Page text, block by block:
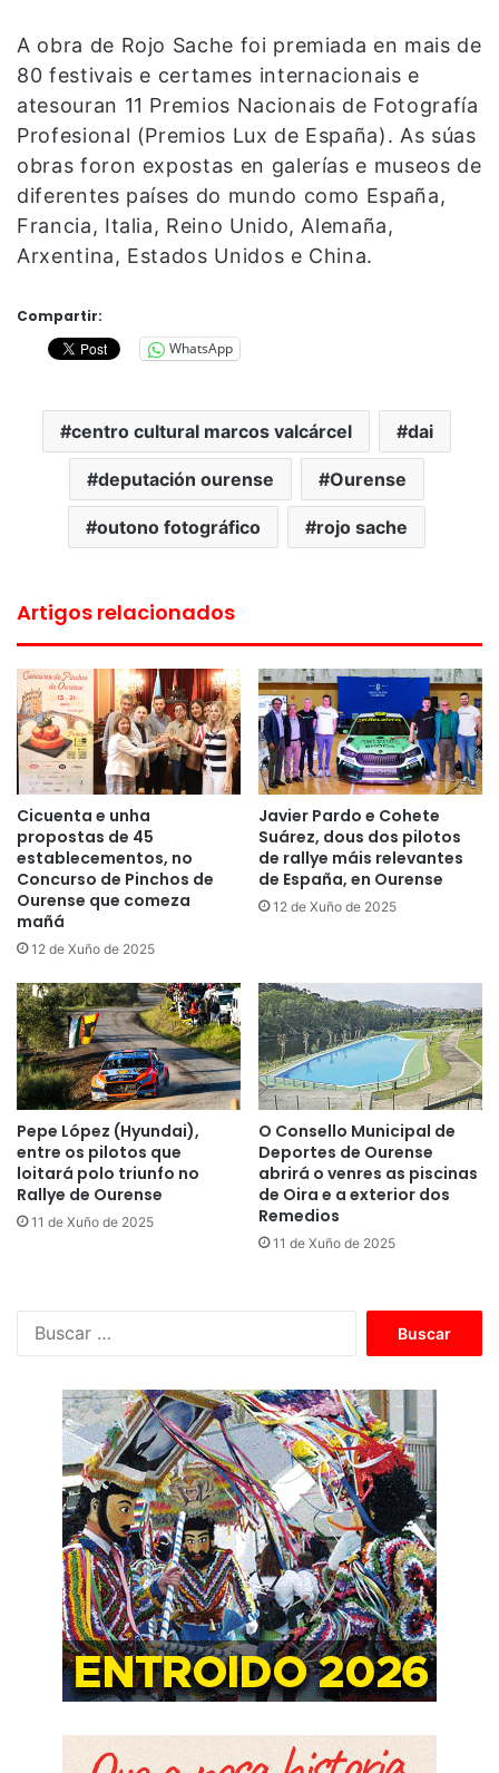
A obra de Rojo Sache foi premiada en mais de
80 festivais e certames internacionais e
atesouran 11 Premios Nacionais de Fotografía
Profesional (Premios Lux de España). As súas
obras foron expostas en galerías e museos de
diferentes países do mundo como España,
Francia, Italia, Reino Unido, Alemaña,
Arxentina, Estados Unidos e China.
Compartir:
WhatsApp
centro cultural marcos valcárcel dai
deputación ourense Ourense
outono fotográfico rojo sache
Artigos relacionados
Cicuenta e unha
propostas de 45
establecementos, no
Concurso de Pinchos de
Ourense que comeza
mañá
12 de Xuño de 2025
Javier Pardo e Cohete
Suárez, dous dos pilotos
de rallye máis relevantes
de España, en Ourense
12 de Xuño de 2025
Pepe López (Hyundai),
entre os pilotos que
loitará polo triunfo no
Rallye de Ourense
11 de Xuño de 2025
O Consello Municipal de
Deportes de Ourense
abrirá o venres as piscinas
de Oira e a exterior dos
Remedios
11 de Xuño de 2025
c
a
r
: